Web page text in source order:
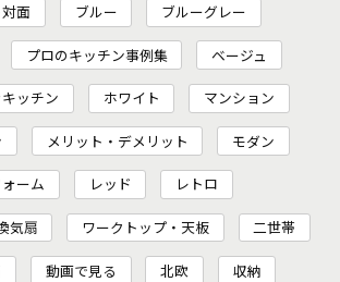
面 ブルー ブルーグレー
プロのキッチン事例集 ベージュ
ッチン ホワイト マンション
メリット・デメリット モダン
ーム レッド レトロ
気扇 ワークトップ・天板 二世帯
動画で見る 北欧 収納